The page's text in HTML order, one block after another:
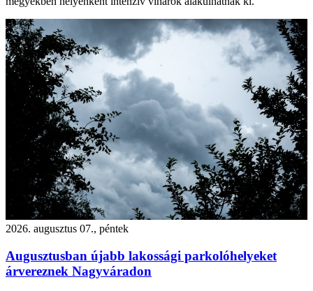
2026. augusztus 07., péntek
Augusztusban újabb lakossági parkolóhelyeket
árvereznek Nagyváradon